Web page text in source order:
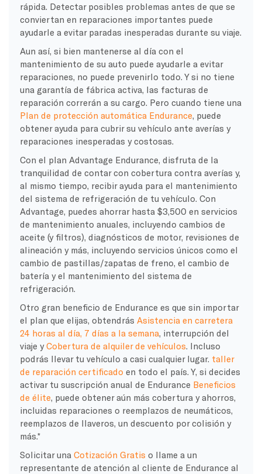
rápida. Detectar posibles problemas antes de que se
conviertan en reparaciones importantes puede
ayudarle a evitar paradas inesperadas durante su viaje.
Aun así, si bien mantenerse al día con el
mantenimiento de su auto puede ayudarle a evitar
reparaciones, no puede prevenirlo todo. Y si no tiene
una garantía de fábrica activa, las facturas de
reparación correrán a su cargo. Pero cuando tiene una
Plan de protección automática Endurance, puede
obtener ayuda para cubrir su vehículo ante averías y
reparaciones inesperadas y costosas.
Con el plan Advantage Endurance, disfruta de la
tranquilidad de contar con cobertura contra averías y,
al mismo tiempo, recibir ayuda para el mantenimiento
del sistema de refrigeración de tu vehículo. Con
Advantage, puedes ahorrar hasta $3,500 en servicios
de mantenimiento anuales, incluyendo cambios de
aceite (y filtros), diagnósticos de motor, revisiones de
alineación y más, incluyendo servicios únicos como el
cambio de pastillas/zapatas de freno, el cambio de
batería y el mantenimiento del sistema de
refrigeración.
Otro gran beneficio de Endurance es que sin importar
el plan que elijas, obtendrás Asistencia en carretera
24 horas al día, 7 días a la semana, interrupción del
viaje yCobertura de alquiler de vehículos. Incluso
podrás llevar tu vehículo a casi cualquier lugar. taller
de reparación certificado en todo el país. Y, si decides
activar tu suscripción anual de Endurance Beneficios
de élite, puede obtener aún más cobertura y ahorros,
incluidas reparaciones o reemplazos de neumáticos,
reemplazos de llaveros, un descuento por colisión y
más.*
Solicitar una Cotización Gratis o llame a un
representante de atención al cliente de Endurance al